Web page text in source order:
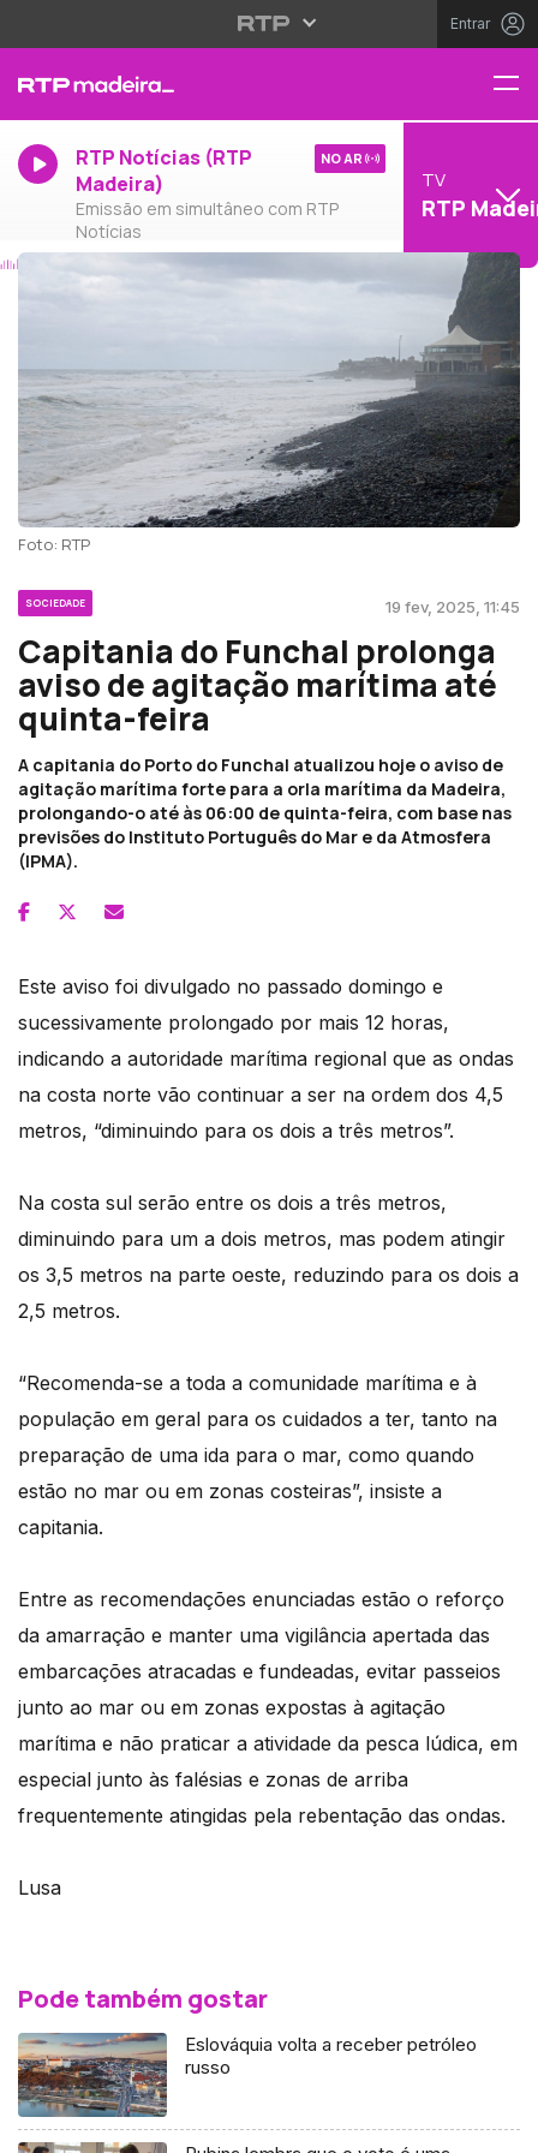
Entrar
RTP Notícias (RTP
Madeira)
Emissão em simultâneo com RTP
Notícias
NO AR
TV
RTP
Foto: RTP
SOCIEDADE 19 fev, 2025, 11:45
Capitania do Funchal prolonga
aviso de agitação marítima até
quinta-feira
A capitania do Porto do Funchal atualizou hoje o aviso de
agitação marítima forte para a orla marítima da Madeira,
prolongando-o até às 06:00 de quinta-feira, com base nas
previsões do Instituto Português do Mar e da Atmosfera
(IPMA).
Este aviso foi divulgado no passado domingo e
sucessivamente prolongado por mais 12 horas,
indicando a autoridade marítima regional que as ondas
na costa norte vão continuar a ser na ordem dos 4,5
metros, “diminuindo para os dois a três metros”.
Na costa sul serão entre os dois a três metros,
diminuindo para um a dois metros, mas podem atingir
os 3,5 metros na parte oeste, reduzindo para os dois a
2,5 metros.
“Recomenda-se a toda a comunidade marítima e à
população em geral para os cuidados a ter, tanto na
preparação de uma ida para o mar, como quando
estão no mar ou em zonas costeiras”, insiste a
capitania.
Entre as recomendações enunciadas estão o reforço
da amarração e manter uma vigilância apertada das
embarcações atracadas e fundeadas, evitar passeios
junto ao mar ou em zonas expostas à agitação
marítima e não praticar a atividade da pesca lúdica, em
especial junto às falésias e zonas de arriba
frequentemente atingidas pela rebentação das ondas.
Lusa
Pode também gostar
Eslováquia volta a receber petróleo
russo